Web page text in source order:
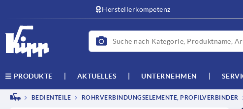
Herstellerkompetenz
PRODUKTE AKTUELLES UNTERNEHMEN
BEDIENTEILE ROHRVERBINDUNGSELEMENTE, PROFILVERBINDER